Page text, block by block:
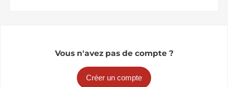
Vous n'avez pas de compte ?
Créer un compte